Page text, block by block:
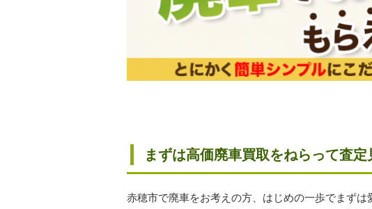
まずは高価廃車買取をねらって査
赤穂市で廃車をお考えの方、はじめの一歩でまず